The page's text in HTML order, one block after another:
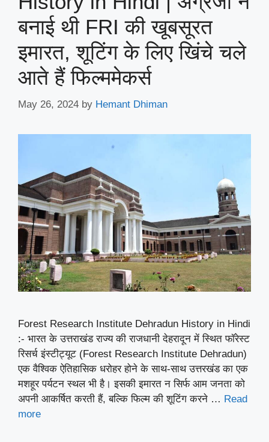
बनाई थी FRI की खूबसूरत
इमारत, शूटिंग के लिए खिंचे चले
आते हैं फिल्ममेकर्स
May 26, 2024 by Hemant Dhiman
Forest Research Institute Dehradun History in Hindi
:- भारत के उत्तराखंड राज्य की राजधानी देहरादून में स्थित फॉरेस्ट
रिसर्च इंस्टीट्यूट (Forest Research Institute Dehradun)
एक वैश्विक ऐतिहासिक धरोहर होने के साथ-साथ उत्तरखंड का एक
मशहूर पर्यटन स्थल भी है। इसकी इमारत न सिर्फ आम जनता को
अपनी आकर्षित करती हैं, बल्कि फिल्म की शूटिंग करने … Read
more